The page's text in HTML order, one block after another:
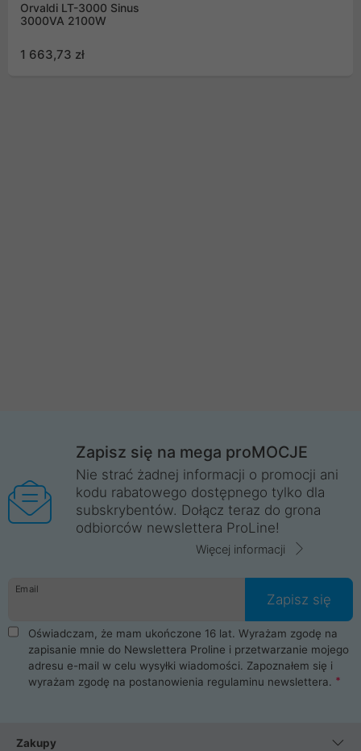
Orvaldi LT-3000 Sinus
3000VA 2100W
1 663,73 zł
Zapisz się na mega proMOCJE
Nie strać żadnej informacji o promocji ani
kodu rabatowego dostępnego tylko dla
subskrybentów. Dołącz teraz do grona
odbiorców newslettera ProLine!
Więcej informacji
Email
Zapisz się
Oświadczam, że mam ukończone 16 lat. Wyrażam zgodę na
zapisanie mnie do Newslettera Proline i przetwarzanie mojego
adresu e-mail w celu wysyłki wiadomości. Zapoznałem się i
wyrażam zgodę na postanowienia regulaminu newslettera.
Zakupy